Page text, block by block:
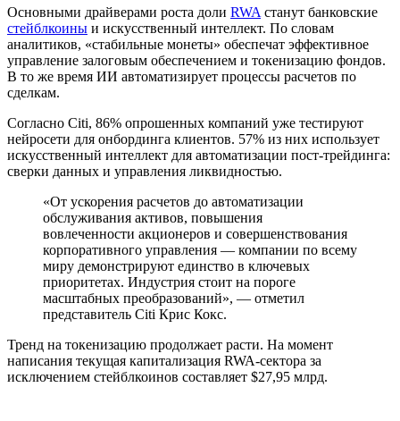
Основными драйверами роста доли RWA станут банковские
стейблкоины и искусственный интеллект. По словам
аналитиков, «стабильные монеты» обеспечат эффективное
управление залоговым обеспечением и токенизацию фондов.
В то же время ИИ автоматизирует процессы расчетов по
сделкам.
Согласно Citi, 86% опрошенных компаний уже тестируют
нейросети для онбординга клиентов. 57% из них использует
искусственный интеллект для автоматизации пост-трейдинга:
сверки данных и управления ликвидностью.
«От ускорения расчетов до автоматизации
обслуживания активов, повышения
вовлеченности акционеров и совершенствования
корпоративного управления — компании по всему
миру демонстрируют единство в ключевых
приоритетах. Индустрия стоит на пороге
масштабных преобразований», — отметил
представитель Citi Крис Кокс.
Тренд на токенизацию продолжает расти. На момент
написания текущая капитализация RWA-сектора за
исключением стейблкоинов составляет $27,95 млрд.